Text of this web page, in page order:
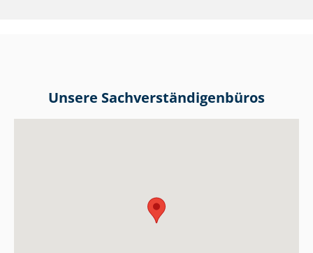
Unsere Sach­ver­stän­di­gen­bü­ros